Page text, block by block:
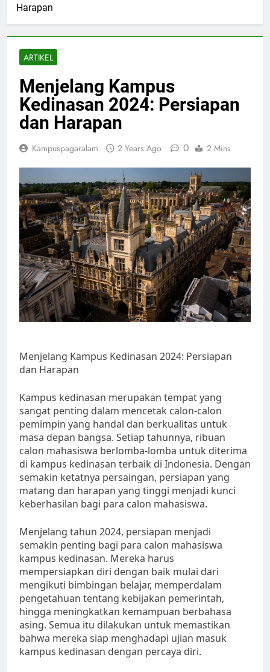
Harapan
ARTIKEL
Menjelang Kampus
Kedinasan 2024: Persiapan
dan Harapan
Kampuspagaralam 2 Years Ago 0 2 Mins
Menjelang Kampus Kedinasan 2024: Persiapan
dan Harapan
Kampus kedinasan merupakan tempat yang
sangat penting dalam mencetak calon-calon
pemimpin yang handal dan berkualitas untuk
masa depan bangsa. Setiap tahunnya, ribuan
calon mahasiswa berlomba-lomba untuk diterima
di kampus kedinasan terbaik di Indonesia. Dengan
semakin ketatnya persaingan, persiapan yang
matang dan harapan yang tinggi menjadi kunci
keberhasilan bagi para calon mahasiswa.
Menjelang tahun 2024, persiapan menjadi
semakin penting bagi para calon mahasiswa
kampus kedinasan. Mereka harus
mempersiapkan diri dengan baik mulai dari
mengikuti bimbingan belajar, memperdalam
pengetahuan tentang kebijakan pemerintah,
hingga meningkatkan kemampuan berbahasa
asing. Semua itu dilakukan untuk memastikan
bahwa mereka siap menghadapi ujian masuk
kampus kedinasan dengan percaya diri.